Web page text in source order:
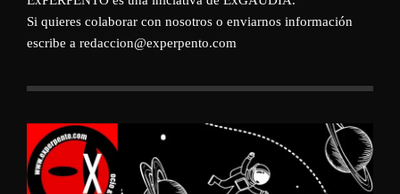
Si quieres colaborar con nosotros o enviarnos información
escribe a redaccion@experpento.com